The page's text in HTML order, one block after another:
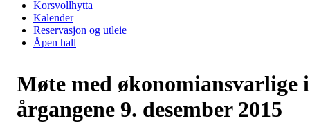
Korsvollhytta
Kalender
Reservasjon og utleie
Åpen hall
Møte med økonomiansvarlige i
årgangene 9. desember 2015